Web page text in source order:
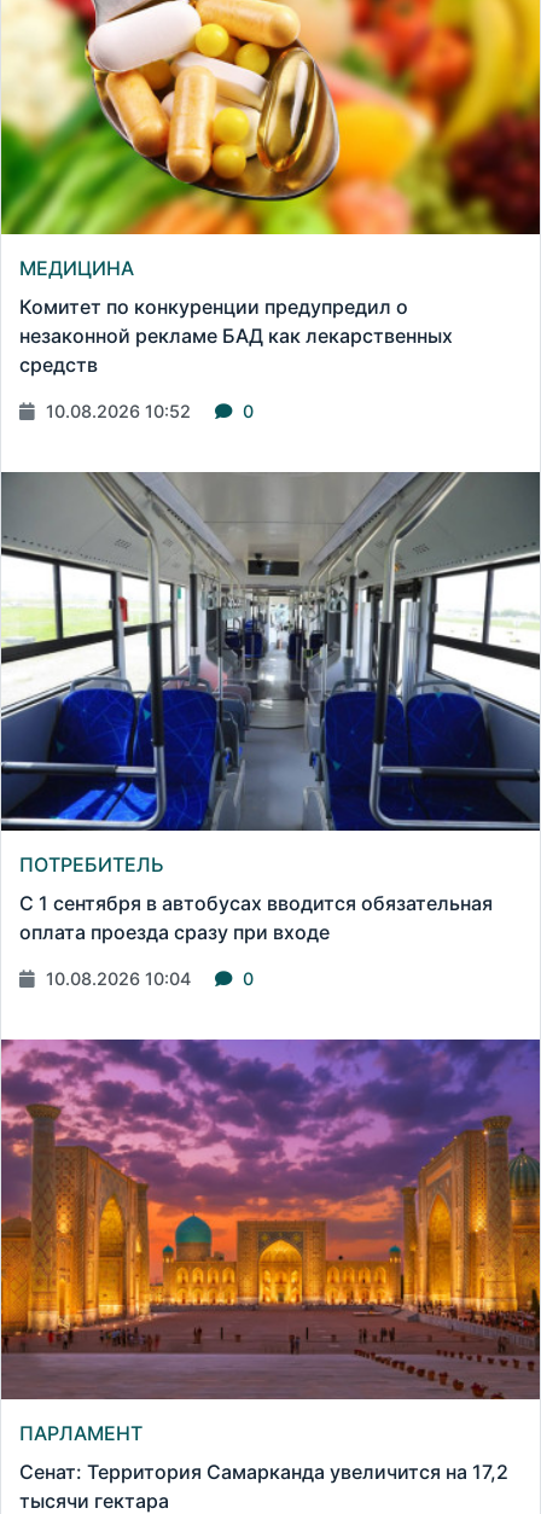
МЕДИЦИНА
Комитет по конкуренции предупредил о
незаконной рекламе БАД как лекарственных
средств
10.08.2026 10:52 0
ПОТРЕБИТЕЛЬ
С 1 сентября в автобусах вводится обязательная
оплата проезда сразу при входе
10.08.2026 10:04 0
ПАРЛАМЕНТ
Сенат: Территория Самарканда увеличится на 17,2
тысячи гектара